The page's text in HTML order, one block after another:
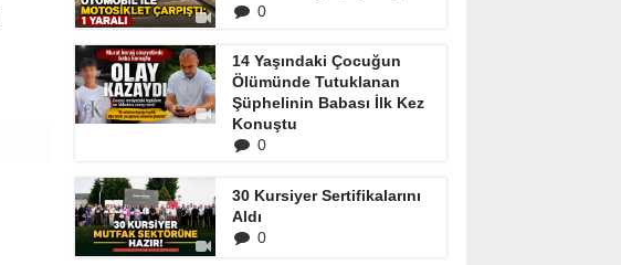
0
14 Yaşındaki Çocuğun
Ölümünde Tutuklanan
Şüphelinin Babası İlk Kez
Konuştu
0
30 Kursiyer Sertifikalarını
Aldı
0